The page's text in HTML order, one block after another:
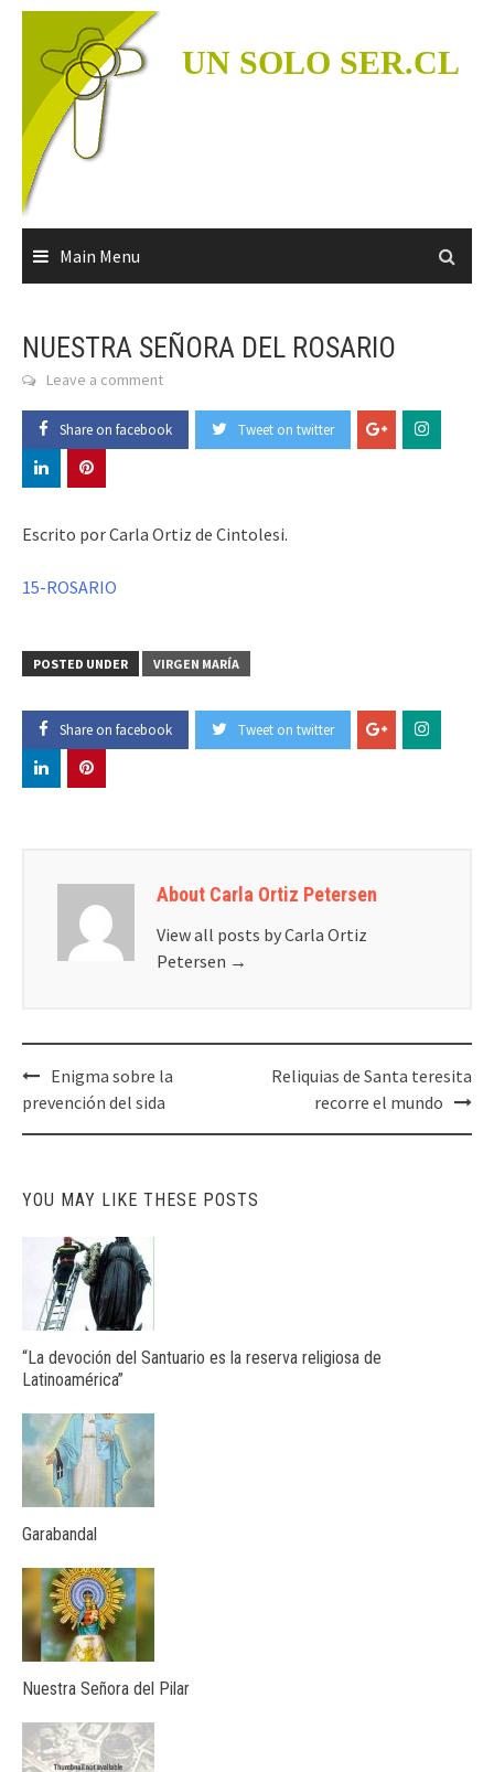
Skip
content
UN SOLO SER.CL
Main Menu
NUESTRA SEÑORA DEL ROSARIO
Leave a comment
Share on facebook Tweet on twitter
Escrito por Carla Ortiz de Cintolesi.
15-ROSARIO
POSTED UNDER VIRGEN MARÍA
Share on facebook Tweet on twitter
About Carla Ortiz Petersen
View all posts by Carla Ortiz
Petersen →
Post
navigation
Enigma sobre la
prevención del sida
Reliquias de Santa teresita
recorre el mundo
YOU MAY LIKE THESE POSTS
“La devoción del Santuario es la reserva religiosa de
Latinoamérica”
Garabandal
Nuestra Señora del Pilar